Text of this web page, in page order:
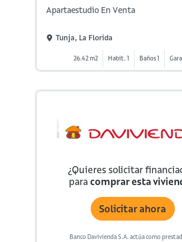
Apartaestudio En Venta
Tunja, La Florida
26.42 m2 Habit. 1 Baños 1
¿Quieres solicitar
paracomprar esta
Solicitar ahora
Banco Davivienda S.A. actúa como